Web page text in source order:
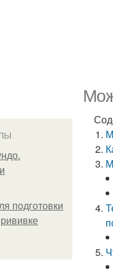
подготовки